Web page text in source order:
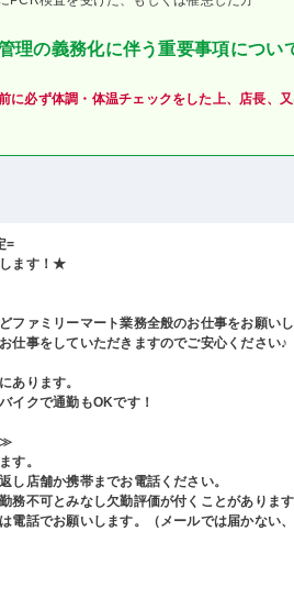
理の義務化に伴う重要事項につい
に必ず体調・体温チェックをした上、店長、
=
ます！★
ファミリーマート業務全般のお仕事をお願い
仕事をしていただきますのでご安心ください♪
あります。
イクで通勤もOKです！
≫
す。
し店舗か携帯までお電話ください。
務不可とみなし欠勤評価が付くことがありま
電話でお願いします。（メールでは届かない